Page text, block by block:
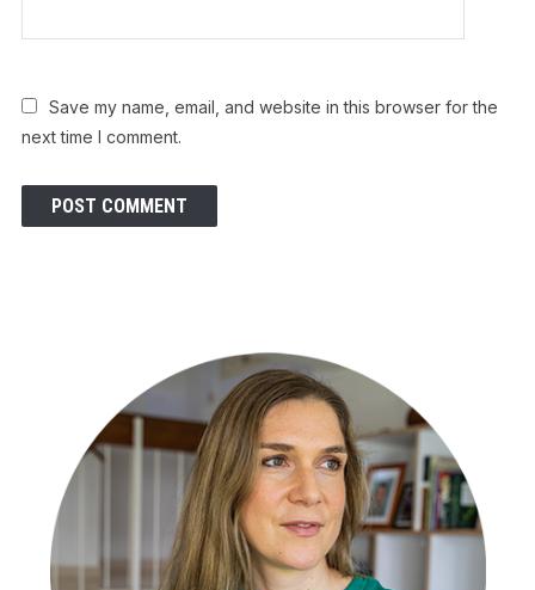
Save my name, email, and website in this browser for the
next time I comment.